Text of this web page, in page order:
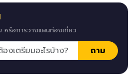
หรือการวางแผนท่องเที่ยว
ถาม